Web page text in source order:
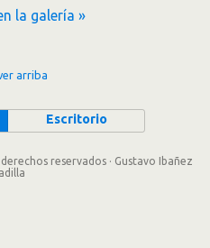
la galería »
arriba
Escritorio
reservados · Gustavo Ibañez